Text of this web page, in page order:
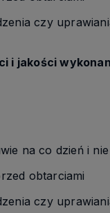
czy
i jakości
na co dzień i
obtarciami
czy